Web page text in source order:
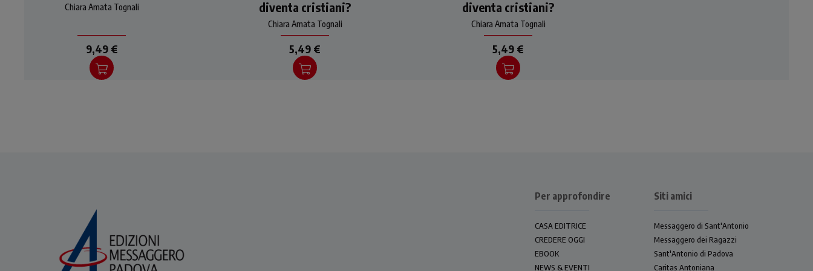
clausura cerca di
difficoltà che
Chiara Amata Tognali
9,49 €
Chiara Amata Tognali
diventa cristiani?
5,49 €
Chiara Amata Tognali
diventa cristiani?
5,49 €
Per approfondire
CASA EDITRICE
CREDERE OGGI
EBOOK
NEWS & EVENTI
Siti amici
Messaggero di Sant'Antonio
Messaggero dei Ragazzi
Sant'Antonio di Padova
Caritas Antoniana